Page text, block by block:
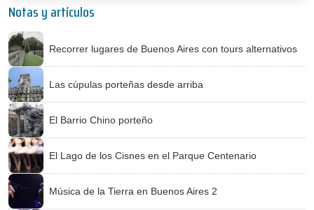
Notas y artículos
Recorrer lugares de Buenos Aires con tours alternativos
Las cúpulas porteñas desde arriba
El Barrio Chino porteño
El Lago de los Cisnes en el Parque Centenario
Música de la Tierra en Buenos Aires 2